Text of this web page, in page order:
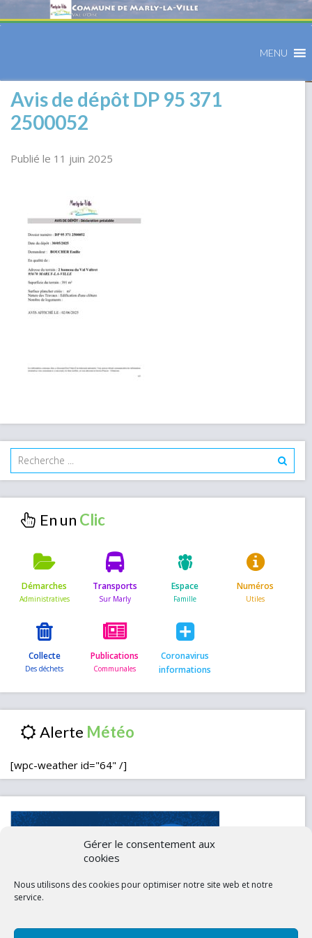
Gérer le consentement aux
cookies
Nous utilisons des cookies pour optimiser notre site web et notre
service.
MENU
Avis de dépôt DP 95 371
2500052
Publié le 11 juin 2025
En un
Démarches Transports Espace Numéros
Collecte Publications
Coronavirus
informations
Alerte
[wpc-weather id="64" /]